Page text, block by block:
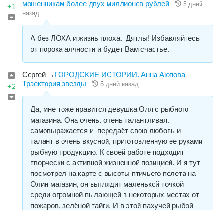
+1 мошенникам более двух миллионов рублей
5 дней
назад
А без ЛОХА и жизнь плоха. Дятлы! Избавляйтесь
от порока алчности и будет Вам счастье.
+2
Сергей → ​ГОРОДСКИЕ ИСТОРИИ. Анна Аюпова.
Траектория звезды
5 дней назад
Да, мне тоже нравится девушка Оля с рыбного
магазина. Она очень, очень талантливая,
самовыражается и передаёт свою любовь и
талант в очень вкусной, приготовленную ее руками
рыбную продукцию. К своей работе подходит
творчески с активной жизненной позицией. И я тут
посмотрел на карте с высоты птичьего полета на
Олин магазин, он выглядит маленькой точкой
среди огромной пылающей в некоторых местах от
пожаров, зелёной тайги. И в этой пахучей рыбой